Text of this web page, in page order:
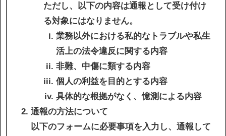
協力会社の皆様へ
個人情報等保護ポリシー
このサイトの使い方
サイトマップ
ただし、以下の内容は通報として受け付け
る対象にはなりません。
業務以外における私的なトラブルや私生
活上の法令違反に関する内容
非難、中傷に類する内容
個人の利益を目的とする内容
具体的な根拠がなく、憶測による内容
通報の方法について
以下のフォームに必要事項を入力し、通報して